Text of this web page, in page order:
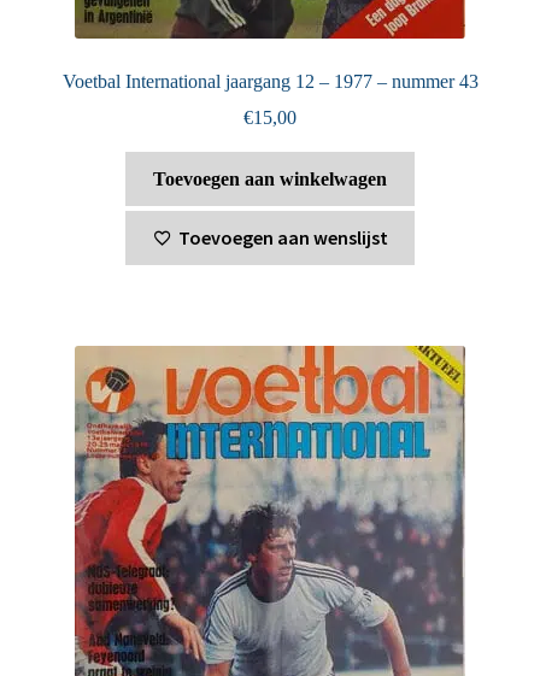
Voetbal International jaargang 12 – 1977 – nummer 43
€15,00
Toevoegen aan winkelwagen
Toevoegen aan wenslijst